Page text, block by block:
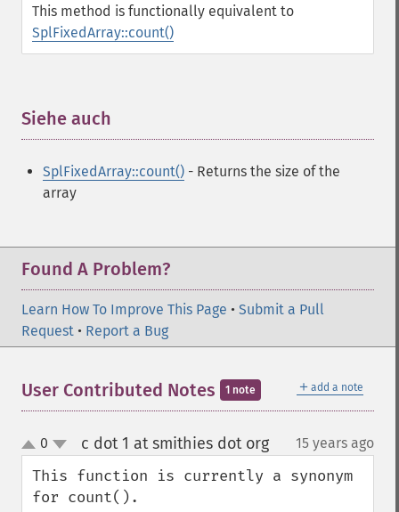
This method is functionally equivalent to
SplFixedArray::count()
Siehe auch
SplFixedArray::count() - Returns the size of the
array
Found A Problem?
Learn How To Improve This Page • Submit a Pull
Request • Report a Bug
＋ add a note
User Contributed Notes 1 note
up
down
0 c dot 1 at smithies dot org¶ 15 years ago
This function is currently a synonym
for count().